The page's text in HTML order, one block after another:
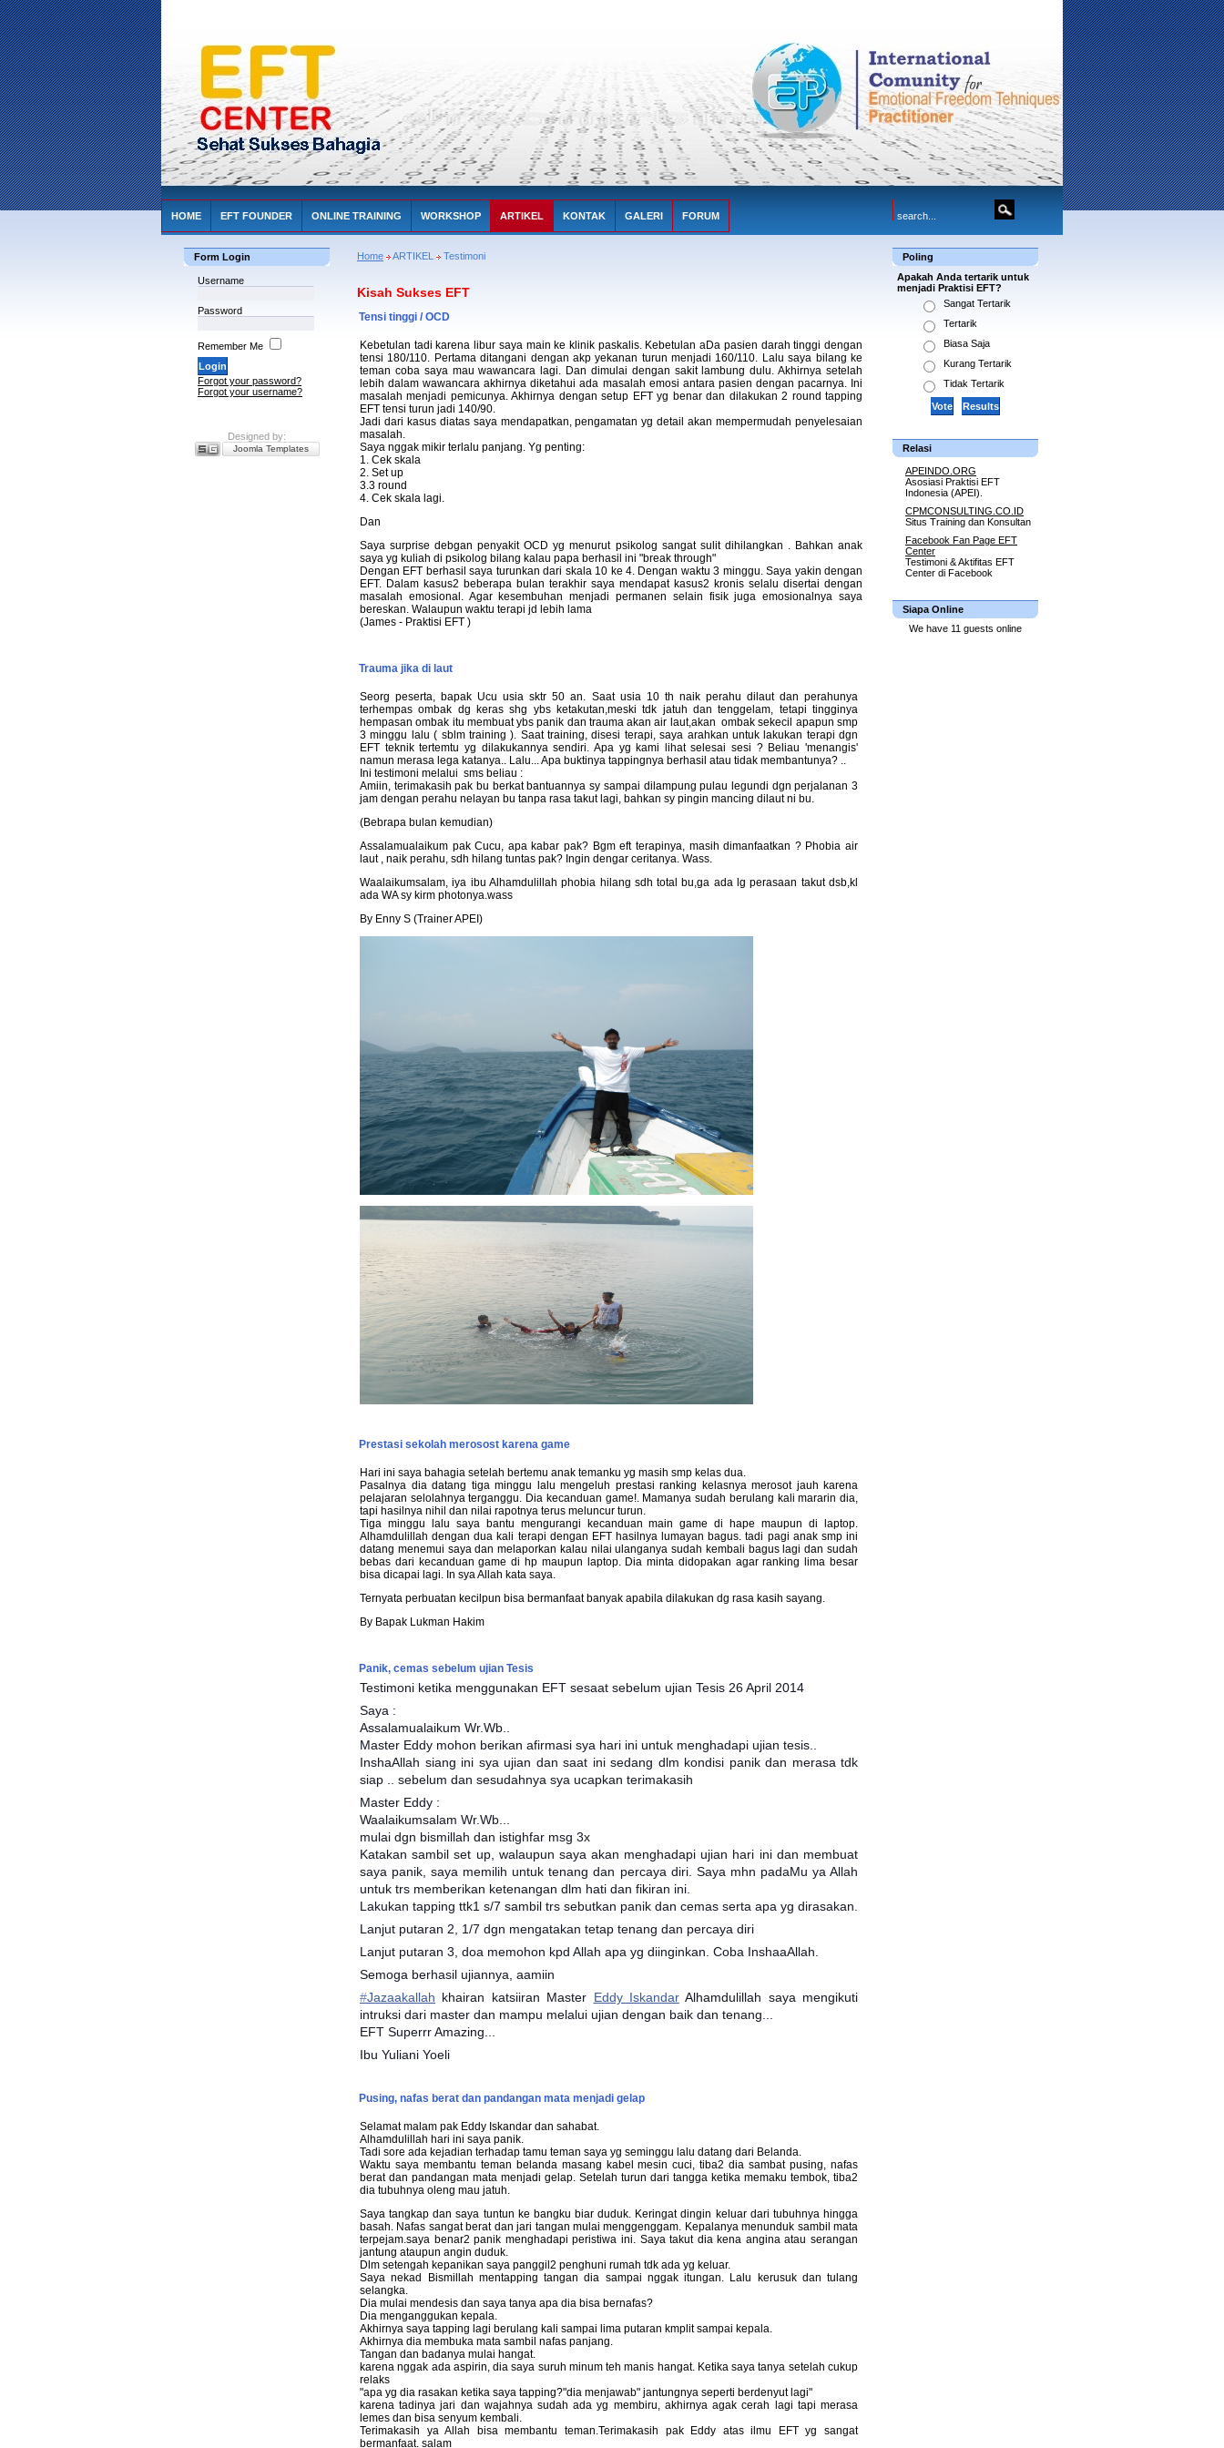
HOME EFT FOUNDER ONLINE TRAINING WORKSHOP ARTIKEL KONTAK GALERI FORUM
Form Login
Username
Password
Remember Me
Forgot your password?
Forgot your username?
Designed by:
Joomla Templates
Home ARTIKEL Testimoni
Kisah Sukses EFT
Tensi tinggi / OCD
Kebetulan tadi karena libur saya main ke klinik paskalis. Kebetulan aDa pasien darah tinggi dengan
tensi 180/110. Pertama ditangani dengan akp yekanan turun menjadi 160/110. Lalu saya bilang ke
teman coba saya mau wawancara lagi. Dan dimulai dengan sakit lambung dulu. Akhirnya setelah
lebih dalam wawancara akhirnya diketahui ada masalah emosi antara pasien dengan pacarnya. Ini
masalah menjadi pemicunya. Akhirnya dengan setup EFT yg benar dan dilakukan 2 round tapping
EFT tensi turun jadi 140/90.
Jadi dari kasus diatas saya mendapatkan, pengamatan yg detail akan mempermudah penyelesaian
masalah.
Saya nggak mikir terlalu panjang. Yg penting:
1. Cek skala
2. Set up
3.3 round
4. Cek skala lagi.
Dan
Saya surprise debgan penyakit OCD yg menurut psikolog sangat sulit dihilangkan . Bahkan anak
saya yg kuliah di psikolog bilang kalau papa berhasil ini "break through"
Dengan EFT berhasil saya turunkan dari skala 10 ke 4. Dengan waktu 3 minggu. Saya yakin dengan
EFT. Dalam kasus2 beberapa bulan terakhir saya mendapat kasus2 kronis selalu disertai dengan
masalah emosional. Agar kesembuhan menjadi permanen selain fisik juga emosionalnya saya
bereskan. Walaupun waktu terapi jd lebih lama
(James - Praktisi EFT )
Trauma jika di laut
Seorg peserta, bapak Ucu usia sktr 50 an. Saat usia 10 th naik perahu dilaut dan perahunya
terhempas ombak dg keras shg ybs ketakutan,meski tdk jatuh dan tenggelam, tetapi tingginya
hempasan ombak itu membuat ybs panik dan trauma akan air laut,akan ombak sekecil apapun smp
3 minggu lalu ( sblm training ). Saat training, disesi terapi, saya arahkan untuk lakukan terapi dgn
EFT teknik tertemtu yg dilakukannya sendiri. Apa yg kami lihat selesai sesi ? Beliau 'menangis'
namun merasa lega katanya.. Lalu... Apa buktinya tappingnya berhasil atau tidak membantunya? ..
Ini testimoni melalui sms beliau :
Amiin, terimakasih pak bu berkat bantuannya sy sampai dilampung pulau legundi dgn perjalanan 3
jam dengan perahu nelayan bu tanpa rasa takut lagi, bahkan sy pingin mancing dilaut ni bu.
(Bebrapa bulan kemudian)
Assalamualaikum pak Cucu, apa kabar pak? Bgm eft terapinya, masih dimanfaatkan ? Phobia air
laut , naik perahu, sdh hilang tuntas pak? Ingin dengar ceritanya. Wass.
Waalaikumsalam, iya ibu Alhamdulillah phobia hilang sdh total bu,ga ada lg perasaan takut dsb,kl
ada WA sy kirm photonya.wass
By Enny S (Trainer APEI)
Prestasi sekolah merosost karena game
Hari ini saya bahagia setelah bertemu anak temanku yg masih smp kelas dua.
Pasalnya dia datang tiga minggu lalu mengeluh prestasi ranking kelasnya merosot jauh karena
pelajaran selolahnya terganggu. Dia kecanduan game!. Mamanya sudah berulang kali mararin dia,
tapi hasilnya nihil dan nilai rapotnya terus meluncur turun.
Tiga minggu lalu saya bantu mengurangi kecanduan main game di hape maupun di laptop.
Alhamdulillah dengan dua kali terapi dengan EFT hasilnya lumayan bagus. tadi pagi anak smp ini
datang menemui saya dan melaporkan kalau nilai ulanganya sudah kembali bagus lagi dan sudah
bebas dari kecanduan game di hp maupun laptop. Dia minta didopakan agar ranking lima besar
bisa dicapai lagi. In sya Allah kata saya.
Ternyata perbuatan kecilpun bisa bermanfaat banyak apabila dilakukan dg rasa kasih sayang.
By Bapak Lukman Hakim
Panik, cemas sebelum ujian Tesis
Testimoni ketika menggunakan EFT sesaat sebelum ujian Tesis 26 April 2014
Saya :
Assalamualaikum Wr.Wb..
Master Eddy mohon berikan afirmasi sya hari ini untuk menghadapi ujian tesis..
InshaAllah siang ini sya ujian dan saat ini sedang dlm kondisi panik dan merasa tdk
siap .. sebelum dan sesudahnya sya ucapkan terimakasih
Master Eddy :
Waalaikumsalam Wr.Wb...
mulai dgn bismillah dan istighfar msg 3x
Katakan sambil set up, walaupun saya akan menghadapi ujian hari ini dan membuat
saya panik, saya memilih untuk tenang dan percaya diri. Saya mhn padaMu ya Allah
untuk trs memberikan ketenangan dlm hati dan fikiran ini.
Lakukan tapping ttk1 s/7 sambil trs sebutkan panik dan cemas serta apa yg dirasakan.
Lanjut putaran 2, 1/7 dgn mengatakan tetap tenang dan percaya diri
Lanjut putaran 3, doa memohon kpd Allah apa yg diinginkan. Coba InshaaAllah.
Semoga berhasil ujiannya, aamiin
‪#‎Jazaakallah‬ khairan katsiiran Master Eddy IskandarAlhamdulillah saya mengikuti
intruksi dari master dan mampu melalui ujian dengan baik dan tenang...
EFT Superrr Amazing...
Ibu Yuliani Yoeli
Pusing, nafas berat dan pandangan mata menjadi gelap
Selamat malam pak Eddy Iskandar dan sahabat.
Alhamdulillah hari ini saya panik.
Tadi sore ada kejadian terhadap tamu teman saya yg seminggu lalu datang dari Belanda.
Waktu saya membantu teman belanda masang kabel mesin cuci, tiba2 dia sambat pusing, nafas
berat dan pandangan mata menjadi gelap. Setelah turun dari tangga ketika memaku tembok, tiba2
dia tubuhnya oleng mau jatuh.
Saya tangkap dan saya tuntun ke bangku biar duduk. Keringat dingin keluar dari tubuhnya hingga
basah. Nafas sangat berat dan jari tangan mulai menggenggam. Kepalanya menunduk sambil mata
terpejam.saya benar2 panik menghadapi peristiwa ini. Saya takut dia kena angina atau serangan
jantung ataupun angin duduk.
Dlm setengah kepanikan saya panggil2 penghuni rumah tdk ada yg keluar.
Saya nekad Bismillah mentapping tangan dia sampai nggak itungan. Lalu kerusuk dan tulang
selangka.
Dia mulai mendesis dan saya tanya apa dia bisa bernafas?
Dia menganggukan kepala.
Akhirnya saya tapping lagi berulang kali sampai lima putaran kmplit sampai kepala.
Akhirnya dia membuka mata sambil nafas panjang.
Tangan dan badanya mulai hangat.
karena nggak ada aspirin, dia saya suruh minum teh manis hangat. Ketika saya tanya setelah cukup
relaks
"apa yg dia rasakan ketika saya tapping?"dia menjawab" jantungnya seperti berdenyut lagi"
karena tadinya jari dan wajahnya sudah ada yg membiru, akhirnya agak cerah lagi tapi merasa
lemes dan bisa senyum kembali.
Terimakasih ya Allah bisa membantu teman.Terimakasih pak Eddy atas ilmu EFT yg sangat
bermanfaat. salam
Poling
Apakah Anda tertarik untuk
menjadi Praktisi EFT?
Sangat Tertarik
Tertarik
Biasa Saja
Kurang Tertarik
Tidak Tertarik
Relasi
APEINDO.ORG
Asosiasi Praktisi EFT
Indonesia (APEI).
CPMCONSULTING.CO.ID
Situs Training dan Konsultan
Facebook Fan Page EFT
Center
Testimoni & Aktifitas EFT
Center di Facebook
Siapa Online
We have 11 guests online